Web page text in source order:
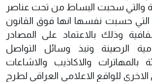
والتي سحبت البساط من تحت عناصر
التي حسبت نفسها انها فوق القانون
وذلك بالاعتماد على المصادر
الرصينة ونبذ وسائل التواصل
بالمهاترات والاكاذيب والاشاعات
للواقع الاعلامي العراقي لطرح